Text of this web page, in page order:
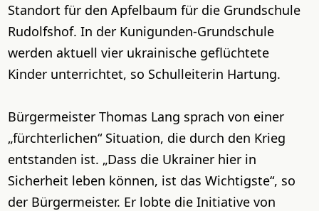
Standort für den Apfelbaum für die Grundschule
Rudolfshof. In der Kunigunden-Grundschule
werden aktuell vier ukrainische geflüchtete
Kinder unterrichtet, so Schulleiterin Hartung.
Bürgermeister Thomas Lang sprach von einer
„fürchterlichen“ Situation, die durch den Krieg
entstanden ist. „Dass die Ukrainer hier in
Sicherheit leben können, ist das Wichtigste“, so
der Bürgermeister. Er lobte die Initiative von